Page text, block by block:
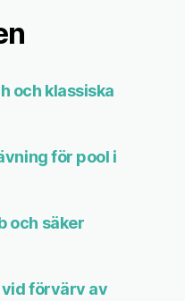
och klassiska
för pool i
och säker
förvärv av